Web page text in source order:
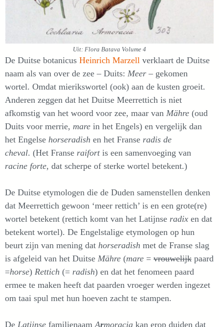
Uit: Flora Batava Volume 4
De Duitse botanicus Heinrich Marzell verklaart de Duitse
naam als van over de zee – Duits: Meer – gekomen
wortel. Omdat mierikswortel (ook) aan de kusten groeit.
Anderen zeggen dat het Duitse Meerrettich is niet
afkomstig van het woord voor zee, maar van Mähre (oud
Duits voor merrie, mare in het Engels) en vergelijk dan
het Engelse horseradish en het Franse radis de
cheval. (Het Franse raifortis een samenvoeging van
racine forte, dat scherpe of sterke wortel betekent.)
De Duitse etymologen die de Duden samenstellen denken
dat Meerrettich gewoon ‘meer rettich’ is en een grote(re)
wortel betekent (rettich komt van het Latijnse radix en dat
betekent wortel). De Engelstalige etymologen op hun
beurt zijn van mening dat horseradish met de Franse slag
is afgeleid van het Duitse Mähre (mare = vrouwelijk paard
=horse) Rettich (= radish) en dat het fenomeen paard
ermee te maken heeft dat paarden vroeger werden ingezet
om taai spul met hun hoeven zacht te stampen.
De Latijnse familienaam Armoracia kan erop duiden dat